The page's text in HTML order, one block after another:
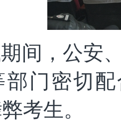
间，公安
部门密切
考生。